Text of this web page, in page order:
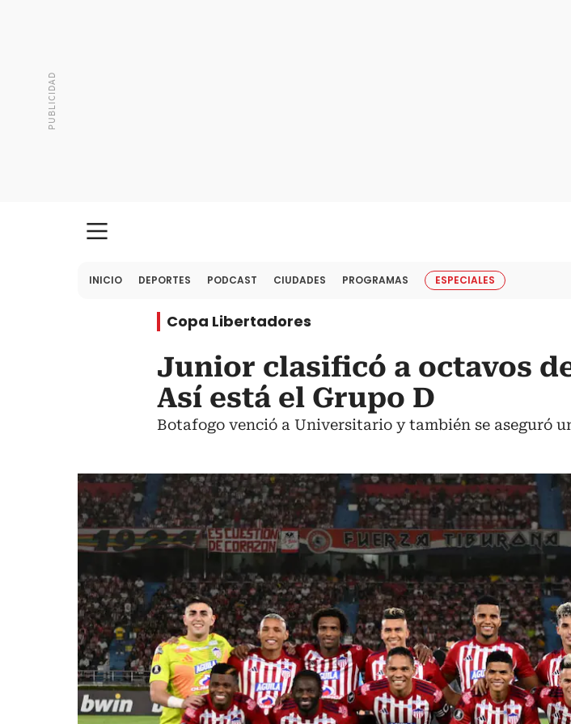
INICIO DEPORTES PODCAST CIUDADES PROGRAMAS ESPECIALES
Copa Libertadores
Junior clasificó a octavos
Así está el Grupo D
Botafogo venció a Universitario y también se aseguró